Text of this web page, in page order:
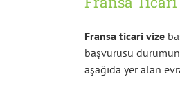
Fransa ticari vize
başvurusu
aşağıda yer alan